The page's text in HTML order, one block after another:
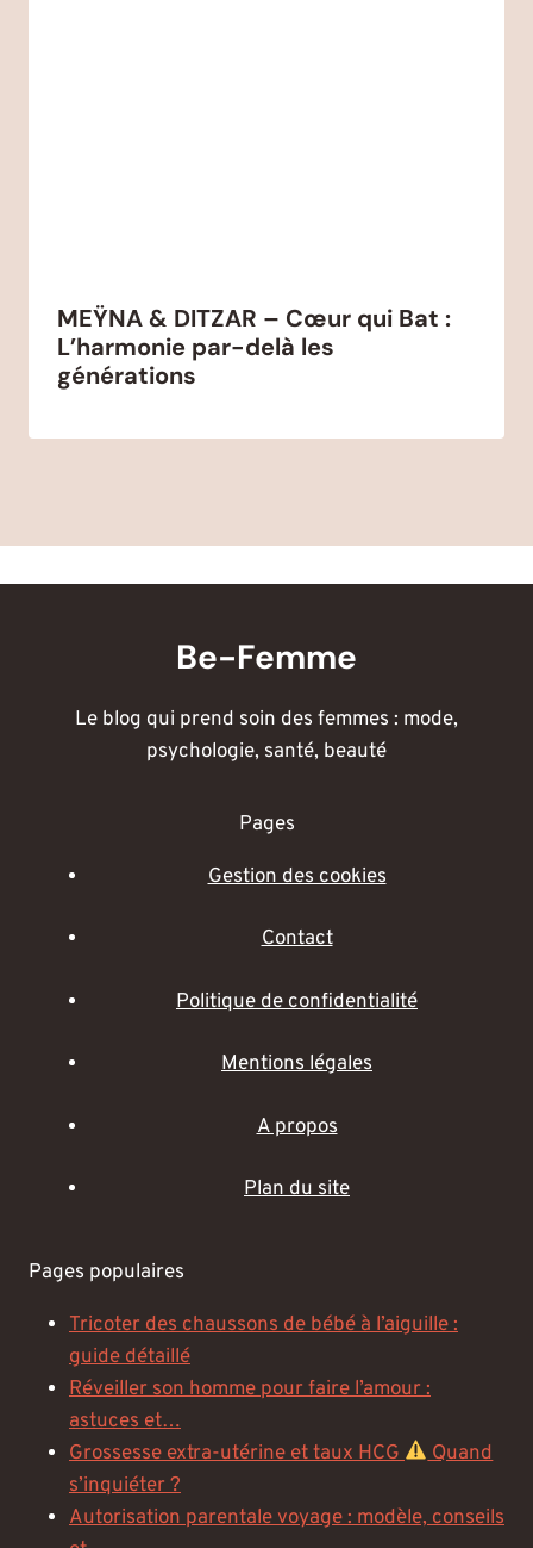
MEŸNA & DITZAR – Cœur qui Bat :
L’harmonie par-delà les
générations
Be-Femme
Le blog qui prend soin des femmes : mode,
psychologie, santé, beauté
Pages
Gestion des cookies
Contact
Politique de confidentialité
Mentions légales
A propos
Plan du site
Pages populaires
Tricoter des chaussons de bébé à l’aiguille :
guide détaillé
Réveiller son homme pour faire l’amour :
astuces et…
Grossesse extra-utérine et taux HCG
Quand
s’inquiéter ?
Autorisation parentale voyage : modèle, conseils